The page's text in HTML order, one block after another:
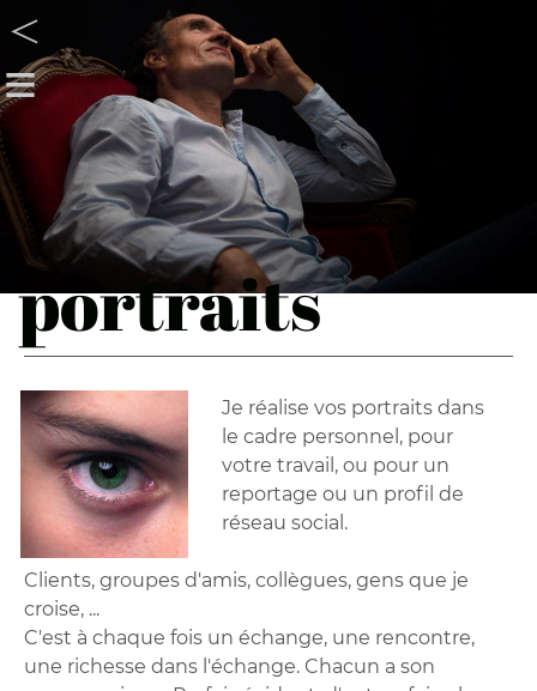
<
≡
portraits
Je réalise vos portraits dans
le cadre personnel, pour
votre travail, ou pour un
reportage ou un profil de
réseau social.
Clients, groupes d'amis, collègues, gens que je
croise, ...
C'est à chaque fois un échange, une rencontre,
une richesse dans l'échange. Chacun a son